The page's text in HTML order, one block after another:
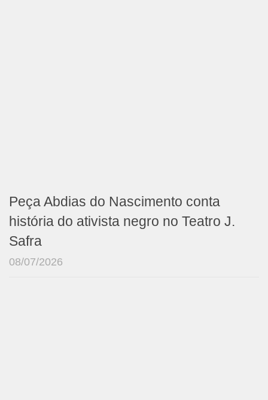
Peça Abdias do Nascimento conta
história do ativista negro no Teatro J.
Safra
08/07/2026